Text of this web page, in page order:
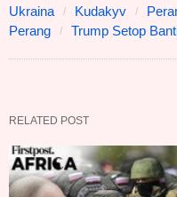
Ukraina
Kudakyv
Perang
Trump Setop
RELATED POST